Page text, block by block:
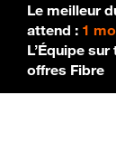
Le meilleur
attend : 1
L’Équipe
offres Fibre